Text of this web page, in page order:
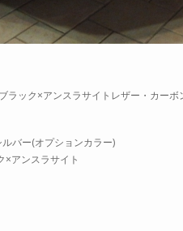
ラック×アンスラサイトレザー・カー
バー(オプションカラー)
×アンスラサイト